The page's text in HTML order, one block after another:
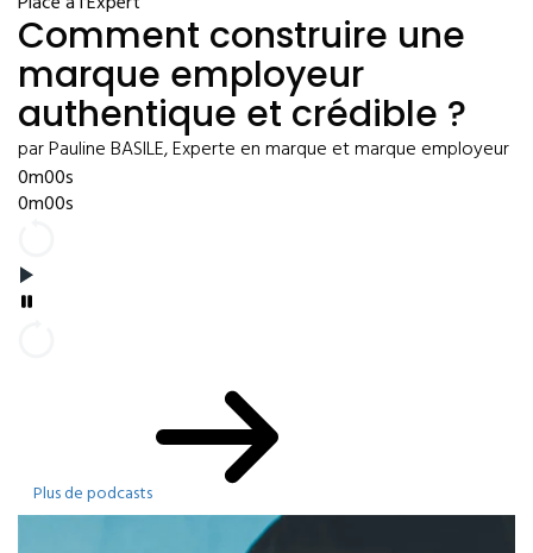
Comment construire une
marque employeur
authentique et crédible ?
par Pauline BASILE, Experte en marque et marque employeur
0m00s
0m00s
Plus de podcasts